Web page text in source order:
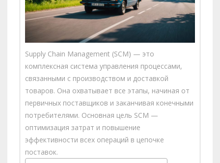
Supply Chain Management (SCM) — это
комплексная система управления процессами,
связанными с производством и доставкой
товаров. Она охватывает все этапы, начиная от
первичных поставщиков и заканчивая конечными
потребителями. Основная цель SCM —
оптимизация затрат и повышение
эффективности всех операций в цепочке
поставок.